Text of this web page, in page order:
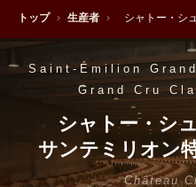
トップ › 生産者 › シャトー・シ
Saint-Émilion
Grand Cru
シャトー・シ
サンテミリオン
Château